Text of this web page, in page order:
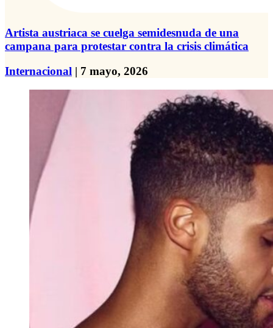
Artista austriaca se cuelga semidesnuda de una
campana para protestar contra la crisis climática
Internacional | 7 mayo, 2026